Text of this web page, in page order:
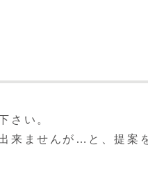
さい。
来ませんが…と、提案